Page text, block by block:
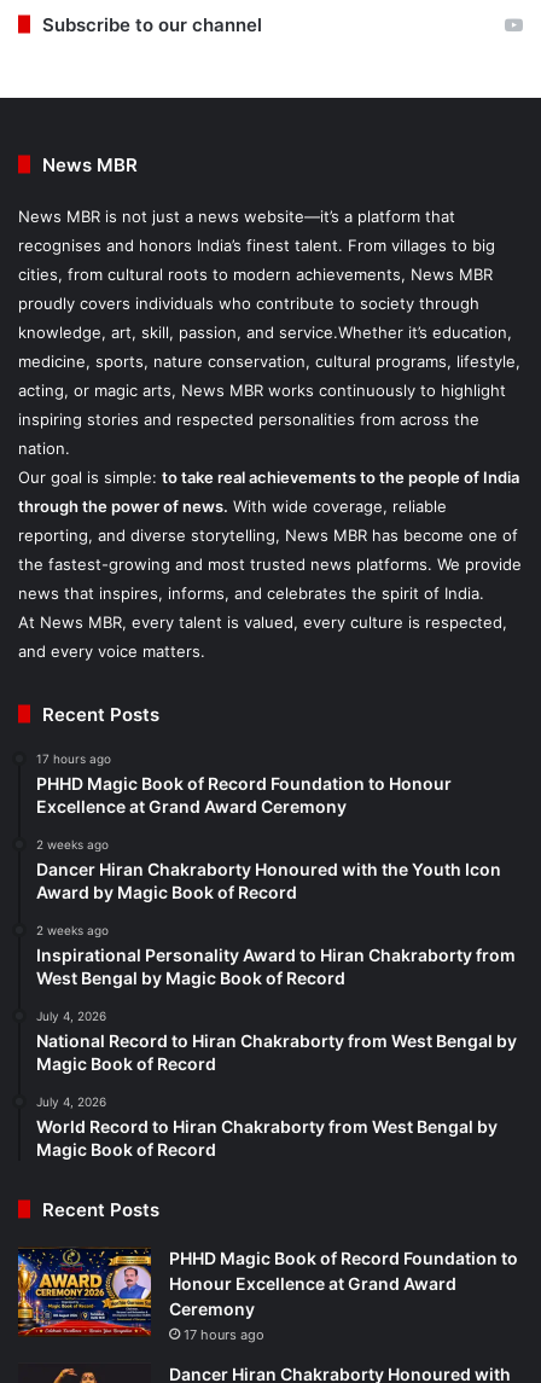
Subscribe to our channel
News MBR
News MBR is not just a news website—it’s a platform that
recognises and honors India’s finest talent. From villages to big
cities, from cultural roots to modern achievements, News MBR
proudly covers individuals who contribute to society through
knowledge, art, skill, passion, and service.Whether it’s education,
medicine, sports, nature conservation, cultural programs, lifestyle,
acting, or magic arts, News MBR works continuously to highlight
inspiring stories and respected personalities from across the
nation.
Our goal is simple: to take real achievements to the people of India
through the power of news. With wide coverage, reliable
reporting, and diverse storytelling, News MBR has become one of
the fastest-growing and most trusted news platforms. We provide
news that inspires, informs, and celebrates the spirit of India.
At News MBR, every talent is valued, every culture is respected,
and every voice matters.
Recent Posts
17 hours ago
PHHD Magic Book of Record Foundation to Honour
Excellence at Grand Award Ceremony
2 weeks ago
Dancer Hiran Chakraborty Honoured with the Youth Icon
Award by Magic Book of Record
2 weeks ago
Inspirational Personality Award to Hiran Chakraborty from
West Bengal by Magic Book of Record
July 4, 2026
National Record to Hiran Chakraborty from West Bengal by
Magic Book of Record
July 4, 2026
World Record to Hiran Chakraborty from West Bengal by
Magic Book of Record
Recent Posts
PHHD Magic Book of Record Foundation to
Honour Excellence at Grand Award
Ceremony
17 hours ago
Dancer Hiran Chakraborty Honoured with